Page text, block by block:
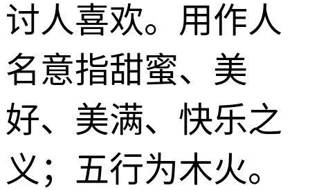
讨人喜欢。用作人
名意指甜蜜、美
好、美满、快乐之
义；五行为木火。